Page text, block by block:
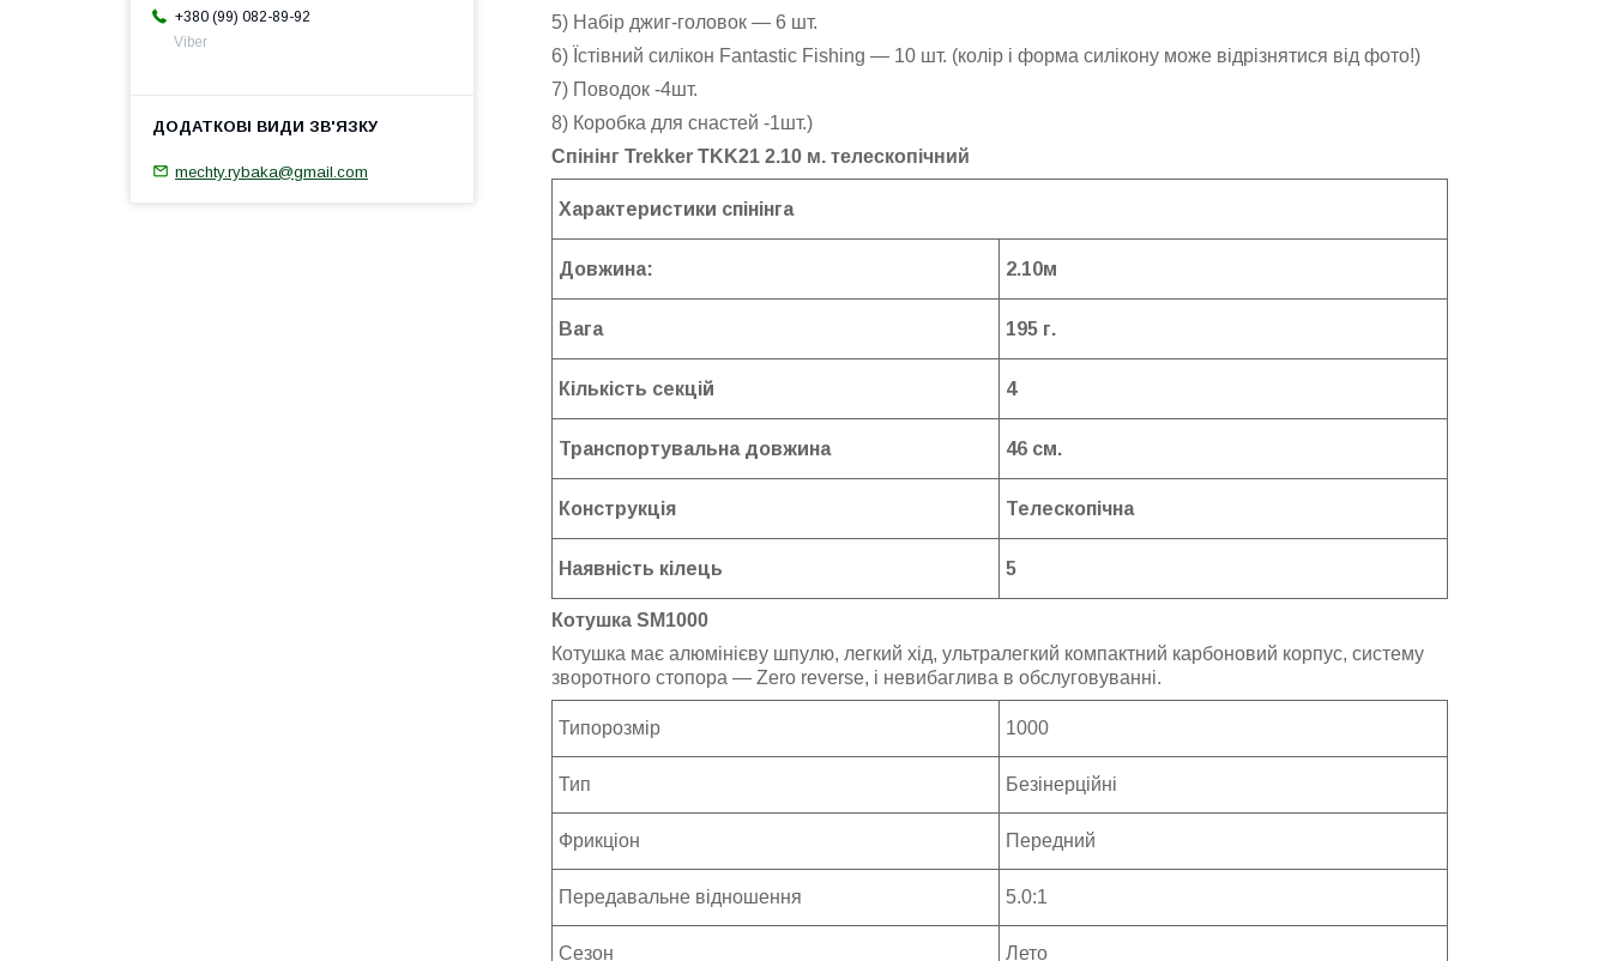
5) Набір джиг-головок — 6 шт.
6) Їстівний силікон Fantastic Fishing — 10 шт. (колір і форма силікону може відрізнятися від фото!)
7) Поводок -4шт.
8) Коробка для снастей -1шт.)
Спінінг Trekker TKK21 2.10 м. телескопічний
Характеристики спінінга
Довжина: 2.10м
Вага 195 г.
Кількість секцій 4
Транспортувальна довжина 46 см.
Конструкція Телескопічна
Наявність кілець 5
Котушка SM1000
Котушка має алюмінієву шпулю, легкий хід, ультралегкий компактний карбоновий корпус, систему
зворотного стопора — Zero reverse, і невибаглива в обслуговуванні.
Типорозмір 1000
Тип Безінерційні
Фрикціон Передний
Передавальне відношення 5.0:1
Сезон Лето
+380 (99) 082-89-92
Viber
mechty.rybaka@gmail.com